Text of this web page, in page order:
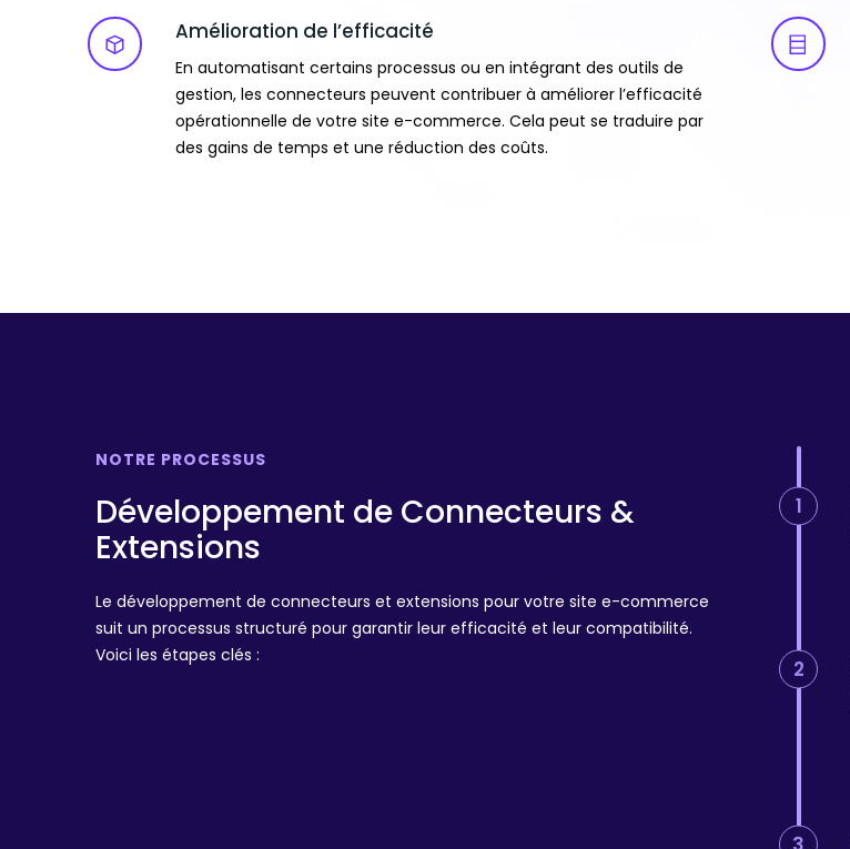
Amélioration de l’efficacité
En automatisant certains processus ou en intégrant des outils de
gestion, les connecteurs peuvent contribuer à améliorer l’efficacité
opérationnelle de votre site e-commerce. Cela peut se traduire par
des gains de temps et une réduction des coûts.
NOTRE PROCESSUS
Développement de Connecteurs &
Extensions
Le développement de connecteurs et extensions pour votre site e-commerce
suit un processus structuré pour garantir leur efficacité et leur compatibilité.
Voici les étapes clés :
1
2